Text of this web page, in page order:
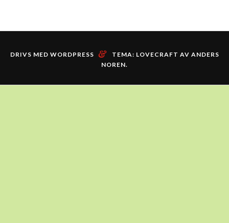
DRIVS MED WORDPRESS & TEMA: LOVECRAFT AV ANDERS
NOREN.